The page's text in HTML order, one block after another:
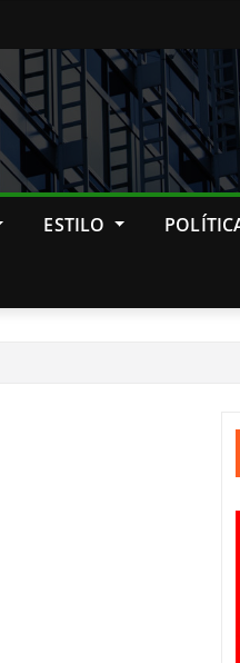
ESTILO